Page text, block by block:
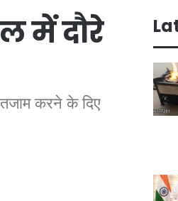
में दौरे
करने के दिए